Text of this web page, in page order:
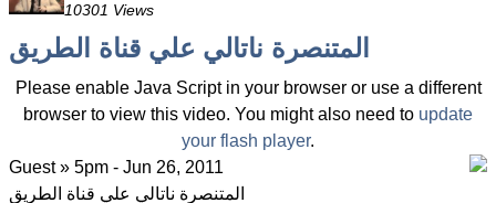
10301 Views
المتنصرة ناتالي علي قناة الطريق
Please enable Java Script in your browser or use a different
browser to view this video. You might also need to update
your flash player.
Guest » 5pm - Jun 26, 2011
المتنصرة ناتالي علي قناة الطريق